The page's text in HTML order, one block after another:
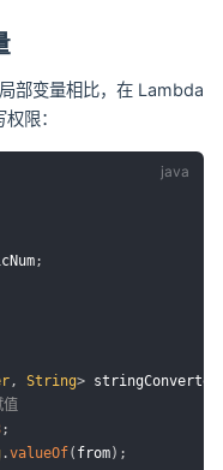
部变量相比，在 Lambda
限：
;
, String>
;
.valueOf( from) ;